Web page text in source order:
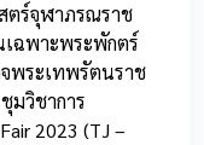
ตร์จุฬาภรณราช
เฉพาะพระพักตร์
จพระเทพรัตนราช
มวิชาการ
2023 (TJ –